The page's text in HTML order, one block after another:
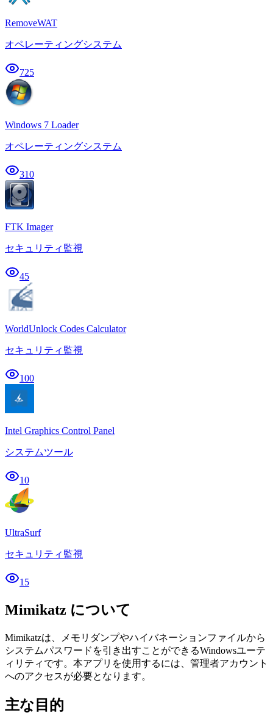
RemoveWAT
オペレーティングシステム
725
Windows 7 Loader
オペレーティングシステム
310
FTK Imager
セキュリティ監視
45
WorldUnlock Codes Calculator
セキュリティ監視
100
Intel Graphics Control Panel
システムツール
10
UltraSurf
セキュリティ監視
15
Mimikatz について
Mimikatzは、メモリダンプやハイバネーションファイルから
システムパスワードを引き出すことができるWindowsユーテ
ィリティです。本アプリを使用するには、管理者アカウント
へのアクセスが必要となります。
主な目的